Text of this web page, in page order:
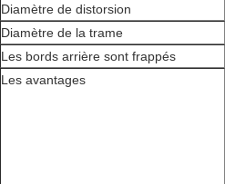
Diamètre de distorsion
Diamètre de la trame
Les bords arrière sont frappés
Les avantages